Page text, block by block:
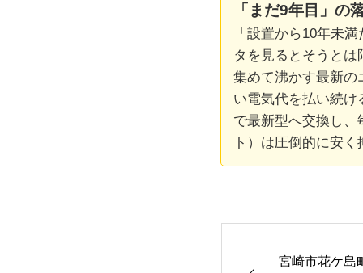
「まだ9年目」の
「設置から10年未
タを見るとそうと
集めて沸かす最新の
い電気代を払い続
で最新型へ交換し
ト）は圧倒的に安
宮崎市花ケ島